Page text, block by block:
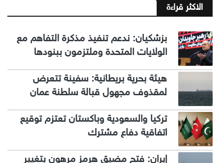
الاكثر قراءة
بزشكيان: ندعم تنفيذ مذكرة التفاهم مع
الولايات المتحدة وملتزمون ببنودها
هيئة بحرية بريطانية: سفينة تتعرض
لمقذوف مجهول قبالة سلطنة عمان
تركيا والسعودية وباكستان تعتزم توقيع
اتفاقية دفاع مشترك
إيران: فتح مضيق هرمز مرهون بتغيير